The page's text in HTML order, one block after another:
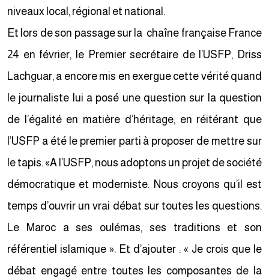
niveaux local, régional et national.
Et lors de son passage sur la chaîne française France
24 en février, le Premier secrétaire de l’USFP, Driss
Lachguar, a encore mis en exergue cette vérité quand
le journaliste lui a posé une question sur la question
de l’égalité en matière d’héritage, en réitérant que
l’USFP a été le premier parti à proposer de mettre sur
le tapis. «A l’USFP, nous adoptons un projet de société
démocratique et moderniste. Nous croyons qu’il est
temps d’ouvrir un vrai débat sur toutes les questions.
Le Maroc a ses oulémas, ses traditions et son
référentiel islamique ». Et d’ajouter : « Je crois que le
débat engagé entre toutes les composantes de la